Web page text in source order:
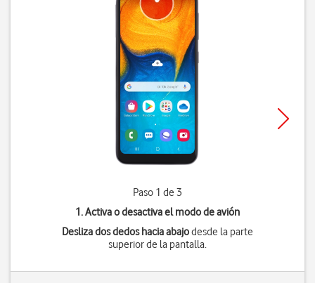
Paso 1 de 3
1. Activa o desactiva el modo de avión
Desliza dos dedos hacia abajodesde la parte
superior de la pantalla.